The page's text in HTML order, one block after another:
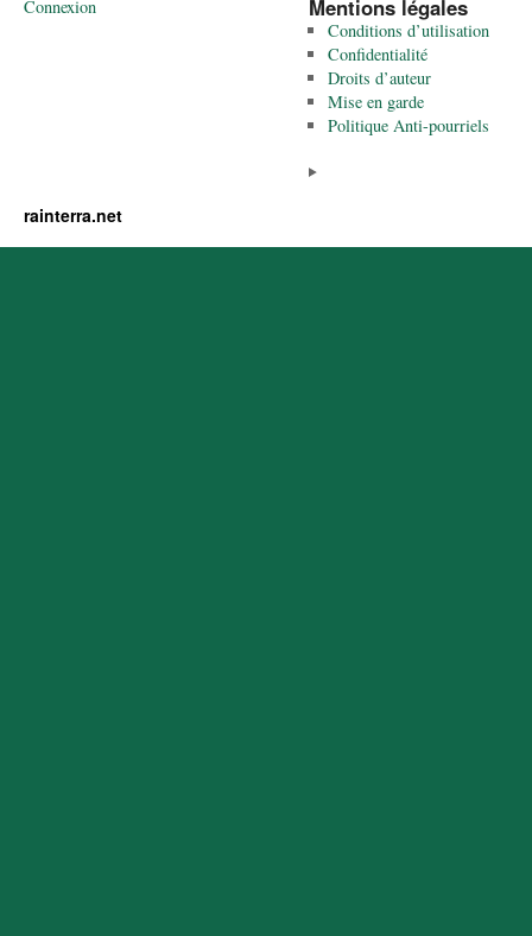
Connexion Mentions légales
Conditions d’utilisation
Confidentialité
Droits d’auteur
Mise en garde
Politique Anti-pourriels
rainterra.net